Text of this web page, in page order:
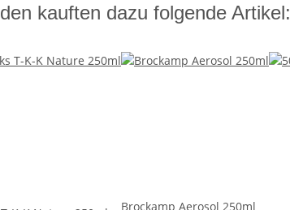
kauften dazu folgende Artikel:
Brockamp Aerosol 250ml